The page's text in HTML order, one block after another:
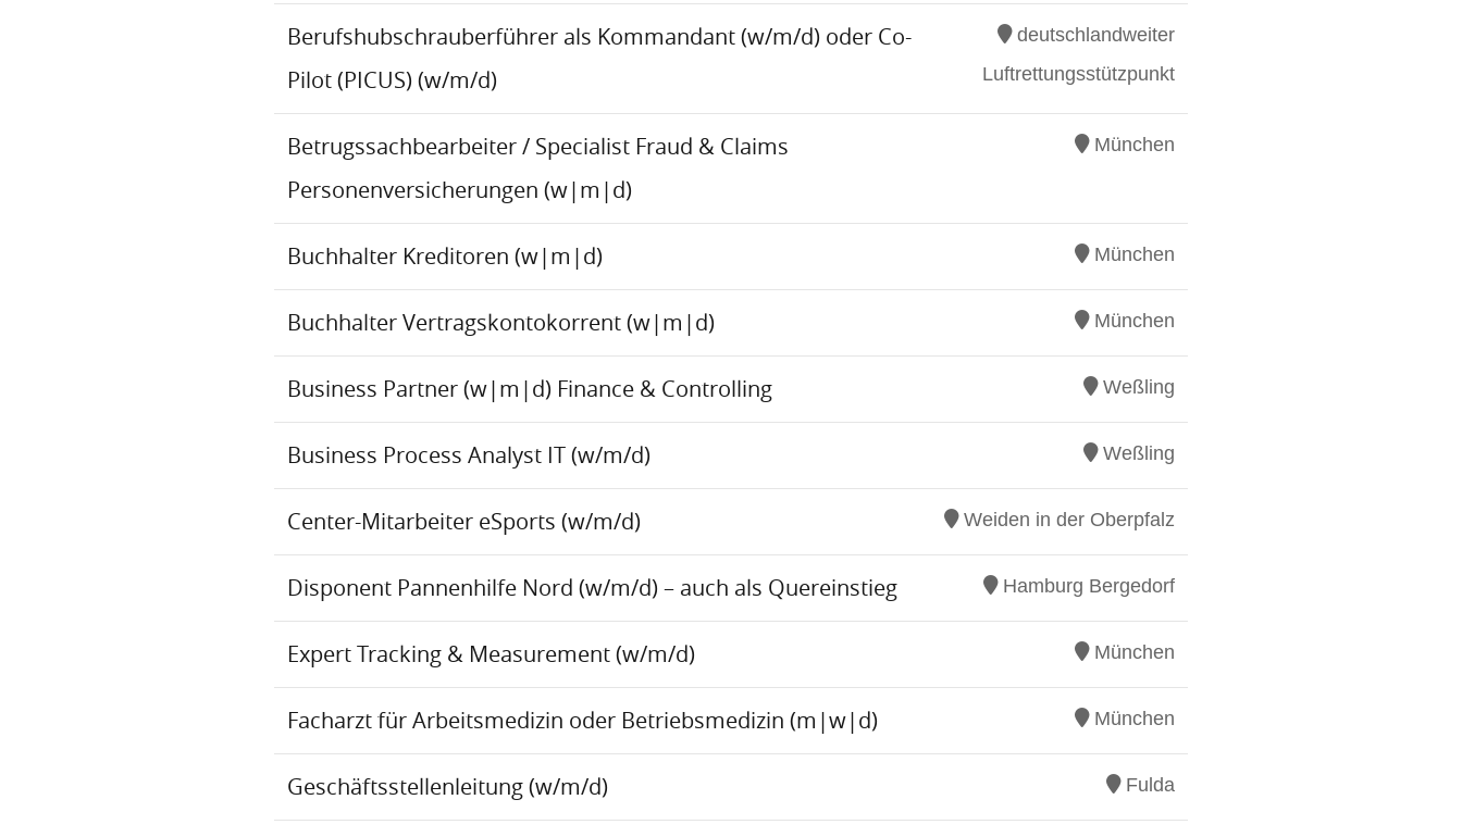
Berufshubschrauberführer als Kommandant (w/m/d) oder Co-
Pilot (PICUS) (w/m/d)
deutschlandweiter
Luftrettungsstützpunkt
Betrugssachbearbeiter / Specialist Fraud & Claims
Personenversicherungen (w|m|d)
München
Buchhalter Kreditoren (w|m|d) München
Buchhalter Vertragskontokorrent (w|m|d) München
Business Partner (w|m|d) Finance & Controlling Weßling
Business Process Analyst IT (w/m/d) Weßling
Center-Mitarbeiter eSports (w/m/d) Weiden in der Oberpfalz
Disponent Pannenhilfe Nord (w/m/d) – auch als Quereinstieg Hamburg Bergedorf
Expert Tracking & Measurement (w/m/d) München
Facharzt für Arbeitsmedizin oder Betriebsmedizin (m|w|d) München
Geschäftsstellenleitung (w/m/d) Fulda